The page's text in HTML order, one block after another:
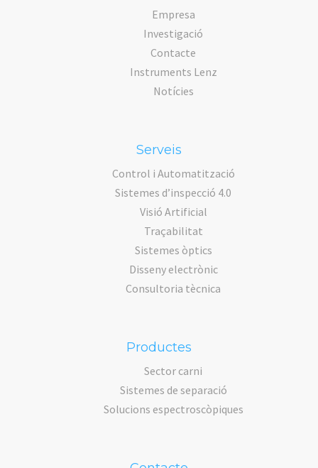
Empresa
Investigació
Contacte
Instruments Lenz
Notícies
Serveis
Control i Automatització
Sistemes d’inspecció 4.0
Visió Artificial
Traçabilitat
Sistemes òptics
Disseny electrònic
Consultoria tècnica
Productes
Sector carni
Sistemes de separació
Solucions espectroscòpiques